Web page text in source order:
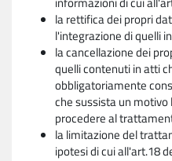
la rettifica dei propri
l'integrazione di quelli
la cancellazione dei
quelli contenuti in atti
obbligatoriamente
che sussista un
procedere al
la limitazione del
ipotesi di cui all'art.18